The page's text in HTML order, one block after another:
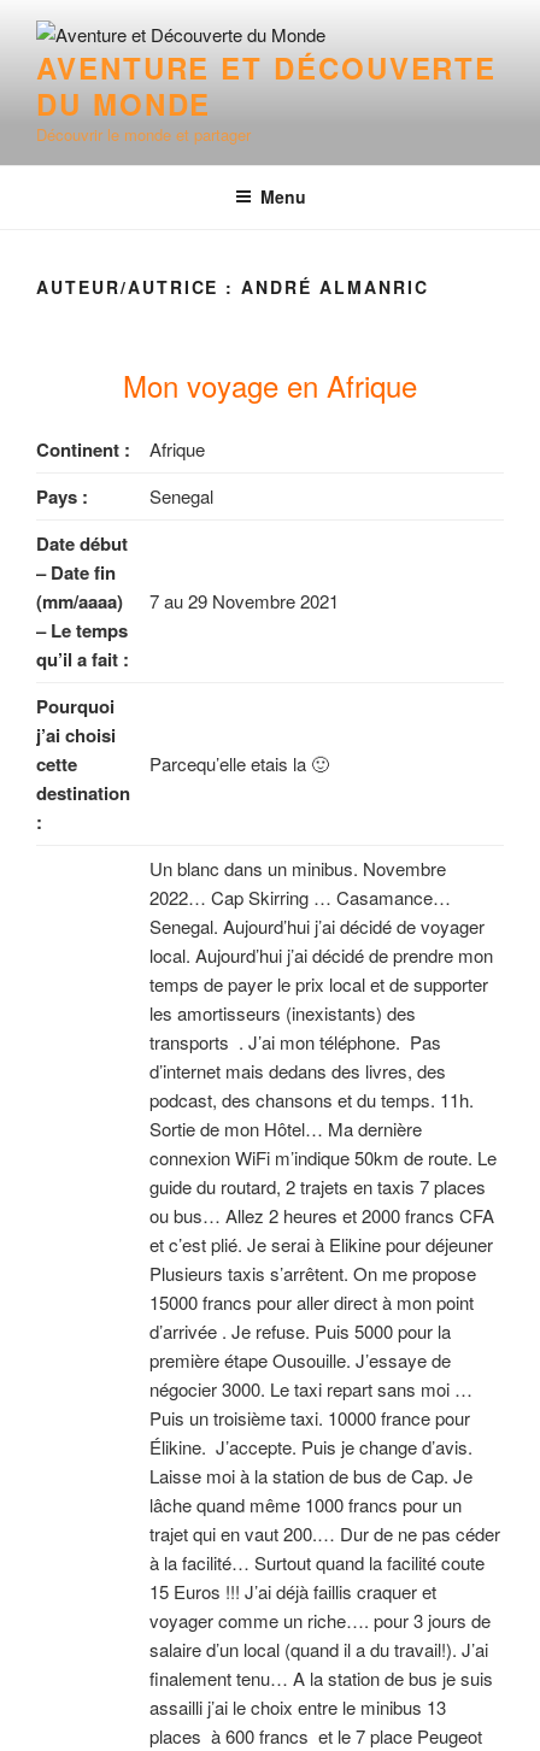
contenu
principal
AVENTURE ET DÉCOUVERTE
DU MONDE
Découvrir le monde et partager
Menu
AUTEUR/AUTRICE :ANDRÉ ALMANRIC
Mon voyage en Afrique
Continent : Afrique
Pays : Senegal
Date début
– Date fin
(mm/aaaa)
– Le temps
qu’il a fait :
7 au 29 Novembre 2021
Pourquoi
j’ai choisi
cette
destination
:
Parcequ’elle etais la 🙂
Un blanc dans un minibus. Novembre
2022… Cap Skirring … Casamance…
Senegal. Aujourd’hui j’ai décidé de voyager
local. Aujourd’hui j’ai décidé de prendre mon
temps de payer le prix local et de supporter
les amortisseurs (inexistants) des
transports . J’ai mon téléphone. Pas
d’internet mais dedans des livres, des
podcast, des chansons et du temps. 11h.
Sortie de mon Hôtel… Ma dernière
connexion WiFi m’indique 50km de route. Le
guide du routard, 2 trajets en taxis 7 places
ou bus… Allez 2 heures et 2000 francs CFA
et c’est plié. Je serai à Elikine pour déjeuner
Plusieurs taxis s’arrêtent. On me propose
15000 francs pour aller direct à mon point
d’arrivée . Je refuse. Puis 5000 pour la
première étape Ousouille. J’essaye de
négocier 3000. Le taxi repart sans moi …
Puis un troisième taxi. 10000 france pour
Élikine. J’accepte. Puis je change d’avis.
Laisse moi à la station de bus de Cap. Je
lâche quand même 1000 francs pour un
trajet qui en vaut 200.… Dur de ne pas céder
à la facilité… Surtout quand la facilité coute
15 Euros !!! J’ai déjà faillis craquer et
voyager comme un riche…. pour 3 jours de
salaire d’un local (quand il a du travail!). J’ai
finalement tenu… A la station de bus je suis
assailli j’ai le choix entre le minibus 13
places à 600 francs et le 7 place Peugeot